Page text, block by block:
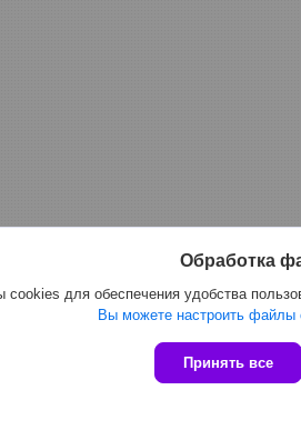
Обработка
для обеспечения удобства
Вы можете настроить файлы
Принять все